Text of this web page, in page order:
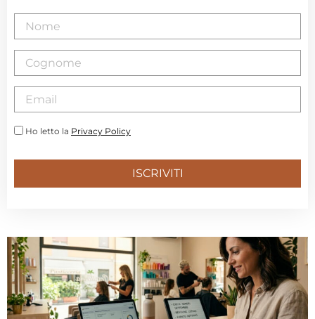
Ho letto la Privacy Policy
ISCRIVITI